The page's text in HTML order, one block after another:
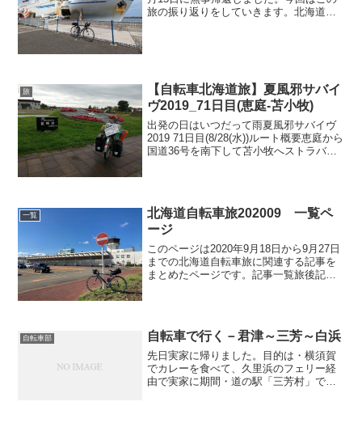
旅の振り返りをしていきます。北海道自
旅
【自転車北海道旅】夏風邪サバイ
ヴ2019_71日目(恵庭-苫小牧)
出発の日はいつだって雨夏風邪サバイヴ
2019 71日目(8/28(水))ルート概要恵庭から
国道36号を南下して苫小牧へストラバ）
一覧
北海道自転車旅202009 一覧ペ
ージ
このページは2020年9月18日から9月27日
までの北海道自転車旅に関連する記事を
まとめたページです。記事一覧旅後記事
自転車部 自転車で行く－君津～三芳～白浜
先日実家に帰りました。目的は・横須賀
でカレーを食べて、久里浜のフェリー経
由で実家に期間・道の駅「三芳村」でハ